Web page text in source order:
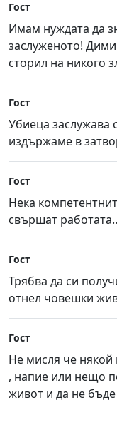
Гост
Имам нуждата да
заслуженото!
сторил на никого
Гост
Убиеца заслужава
издържаме в
Гост
Нека
свършат
Гост
Трябва да си
отнел човешки
Гост
Не мисля че някой
, напие или нещо
живот и да не бъде